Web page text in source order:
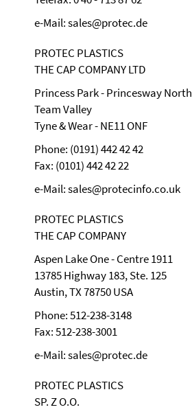
e-Mail: sales@protec.de
PROTEC PLASTICS
THE CAP COMPANY LTD
Princess Park - Princesway North
Team Valley
Tyne & Wear - NE11 ONF
Phone: (0191) 442 42 42
Fax: (0101) 442 42 22
e-Mail: sales@protecinfo.co.uk
PROTEC PLASTICS
THE CAP COMPANY
Aspen Lake One - Centre 1911
13785 Highway 183, Ste. 125
Austin, TX 78750 USA
Phone: 512-238-3148
Fax: 512-238-3001
e-Mail: sales@protec.de
PROTEC PLASTICS
SP. Z O.O.